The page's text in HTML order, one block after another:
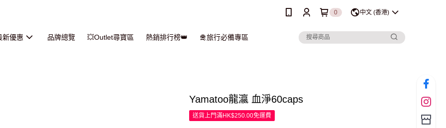
0 中文 (香港)
新優惠 品牌總覽 💥Outlet尋寶區 熱銷排行榜👑 🛅旅行必備專區
Yamatoo龍瀛 血淨60caps
送貨上門滿HK$250.00免運費